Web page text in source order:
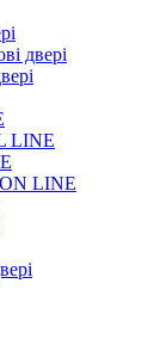
двері
LINE
LINE